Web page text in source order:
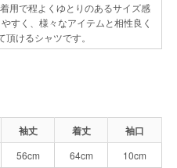
用で程よくゆとりのあるサイズ感
すく、様々なアイテムと相性良く
頂けるシャツです。
袖丈 着丈
袖口
56cm 64cm 10cm